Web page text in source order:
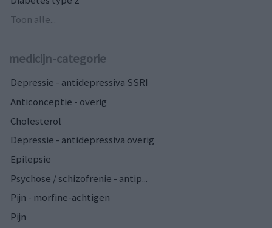
Toon alle...
medicijn-categorie
Depressie - antidepressiva SSRI
Anticonceptie - overig
Cholesterol
Depressie - antidepressiva overig
Epilepsie
Psychose / schizofrenie - antip...
Pijn - morfine-achtigen
Pijn